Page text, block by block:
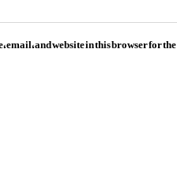
email, and website in this browser for